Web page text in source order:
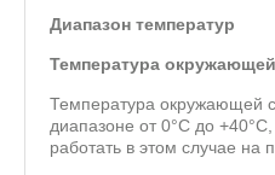
Диапазон температур
Температура
Температура окружающей
диапазоне от 0°C до
работать в этом случае на